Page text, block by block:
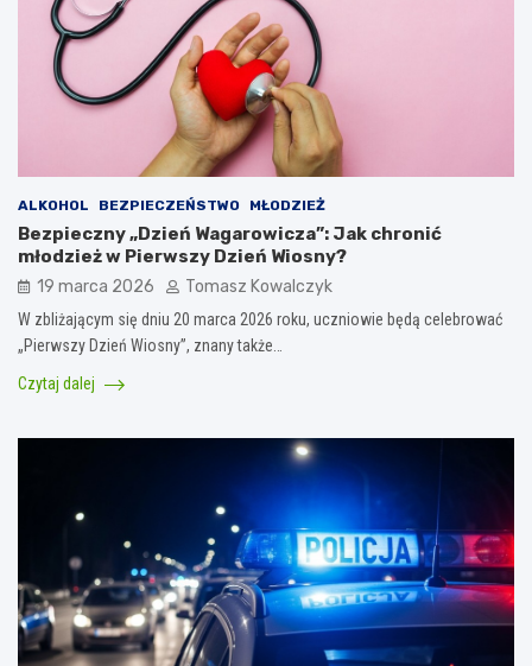
ALKOHOL BEZPIECZEŃSTWO MŁODZIEŻ
Bezpieczny „Dzień Wagarowicza”: Jak chronić
młodzież w Pierwszy Dzień Wiosny?
19 marca 2026 Tomasz Kowalczyk
W zbliżającym się dniu 20 marca 2026 roku, uczniowie będą celebrować
„Pierwszy Dzień Wiosny”, znany także…
Czytaj dalej